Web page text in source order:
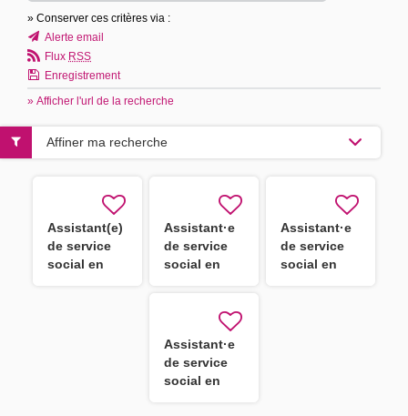
» Conserver ces critères via :
Alerte email
Flux RSS
Enregistrement
» Afficher l'url de la recherche
Assistant(e)
de service
social en
Assistant·e
de service
social en
Assistant·e
de service
social en
Assistant·e
de service
social en
Affiner ma recherche